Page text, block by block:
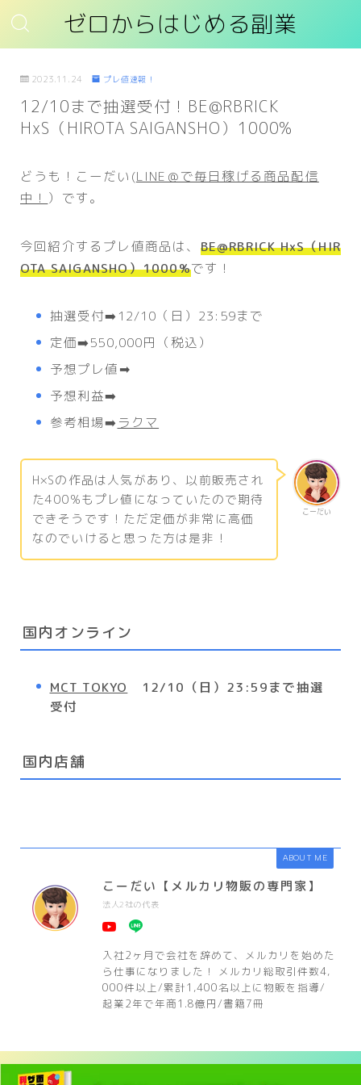
ゼロからはじめる副業
2023.11.24 プレ値速報！
12/10まで抽選受付！BE@RBRICK
HxS（HIROTA SAIGANSHO）1000%
どうも！こーだい(LINE＠で毎日稼げる商品配信
中！ ）です。
今回紹介するプレ値商品は、 BE@RBRICK HxS（HIR
OTA SAIGANSHO）1000%です！
抽選受付➡️12/10（日）23:59まで
定価➡️550,000円（税込）
予想プレ値➡
予想利益➡️
参考相場➡️ラクマ
こーだい
H×Sの作品は人気があり、以前販売され
た400%もプレ値になっていたので期待
できそうです！ただ定価が非常に高価
なのでいけると思った方は是非！
国内オンライン
MCT TOKYO
12/10（日）23:59まで抽選
受付
国内店舗
ABOUT ME
こーだい【メルカリ物販の専門家】
法人2社の代表
入社2ヶ月で会社を辞めて、メルカリを始めた
ら仕事になりました！ メルカリ総取引件数4,
000件以上/累計1,400名以上に物販を指導/
起業2年で年商1.8億円/書籍7冊
HOME ＞ プレ値速報！